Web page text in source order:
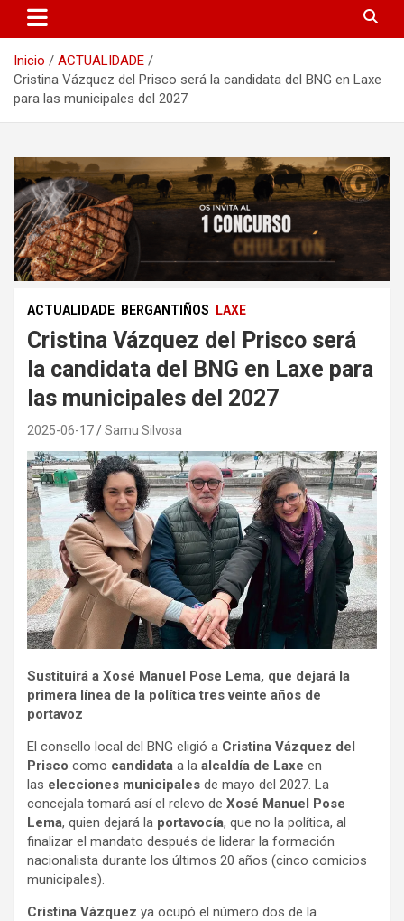
Inicio
ACTUALIDADE
Cristina Vázquez del Prisco será la candidata del BNG en Laxe
para las municipales del 2027
ACTUALIDADE BERGANTIÑOS LAXE
Cristina Vázquez del Prisco será
la candidata del BNG en Laxe para
las municipales del 2027
2025-06-17 Samu Silvosa
Sustituirá a Xosé Manuel Pose Lema, que dejará la
primera línea de la política tres veinte años de
portavoz
El consello local del BNG eligió a Cristina Vázquez del
Prisco como candidata a la alcaldía de Laxe en
las elecciones municipales de mayo del 2027. La
concejala tomará así el relevo de Xosé Manuel Pose
Lema, quien dejará la portavocía, que no la política, al
finalizar el mandato después de liderar la formación
nacionalista durante los últimos 20 años (cinco comicios
municipales).
Cristina Vázquez ya ocupó el número dos de la